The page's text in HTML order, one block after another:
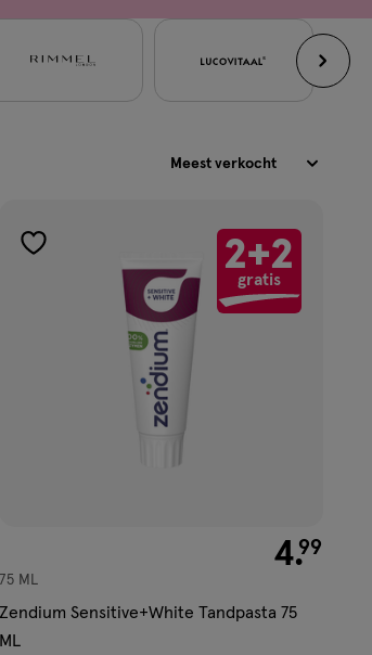
2+2
gratis
toevoegen
€ 4.99
4.99
75 ML
Zendium Sensitive+White Tandpasta 75
ML